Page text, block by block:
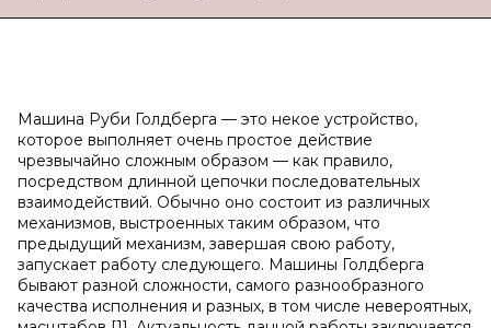
Машина Руби Голдберга — это некое устройство,
которое выполняет очень простое действие
чрезвычайно сложным образом — как правило,
посредством длинной цепочки последовательных
взаимодействий. Обычно оно состоит из различных
механизмов, выстроенных таким образом, что
предыдущий механизм, завершая свою работу,
запускает работу следующего. Машины Голдберга
бывают разной сложности, самого разнообразного
качества исполнения и разных, в том числе невероятных,